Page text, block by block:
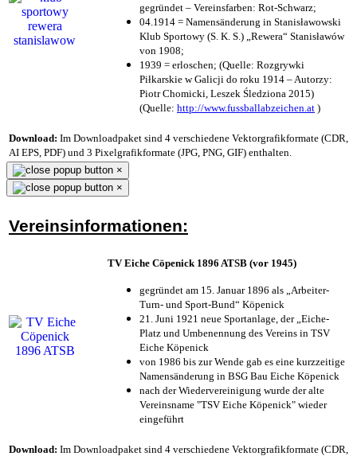
gegründet – Vereinsfarben: Rot-Schwarz;
04.1914 = Namensänderung in Stanisławowski
Klub Sportowy (S. K. S.) „Rewera“ Stanisławów
von 1908;
1939 = erloschen; (Quelle: Rozgrywki
Piłkarskie w Galicji do roku 1914 – Autorzy:
Piotr Chomicki, Leszek Śledziona 2015)
(Quelle: http://www.fussballabzeichen.at )
Download: Im Downloadpaket sind 4 verschiedene Vektorgrafikformate (CDR,
AI EPS, PDF) und 3 Pixelgrafikformate (JPG, PNG, GIF) enthalten.
×
×
Vereinsinformationen:
TV Eiche Cöpenick 1896 ATSB (vor 1945)
gegründet am 15. Januar 1896 als „Arbeiter-
Turn- und Sport-Bund“ Köpenick
21. Juni 1921 neue Sportanlage, der „Eiche-
Platz und Umbenennung des Vereins in TSV
Eiche Köpenick
von 1986 bis zur Wende gab es eine kurzzeitige
Namensänderung in BSG Bau Eiche Köpenick
nach der Wiedervereinigung wurde der alte
Vereinsname "TSV Eiche Köpenick" wieder
eingeführt
Download: Im Downloadpaket sind 4 verschiedene Vektorgrafikformate (CDR,